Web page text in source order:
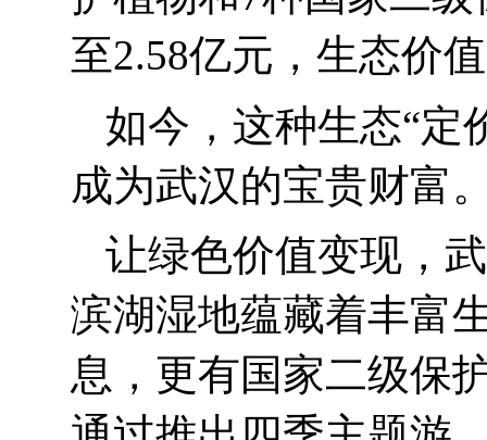
至2.58亿元，生态价
如今，这种生态“定
成为武汉的宝贵财富
让绿色价值变现，
滨湖湿地蕴藏着丰富
息，更有国家二级保